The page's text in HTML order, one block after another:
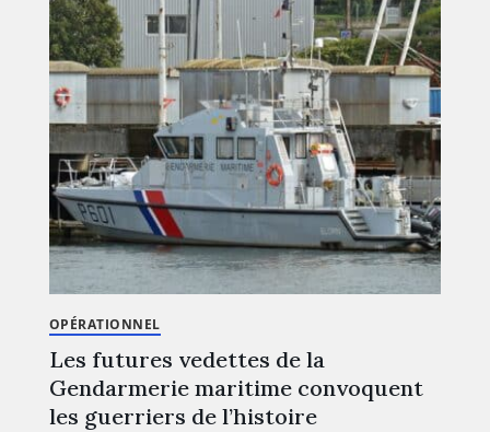
OPÉRATIONNEL
Les futures vedettes de la
Gendarmerie maritime convoquent
les guerriers de l’histoire